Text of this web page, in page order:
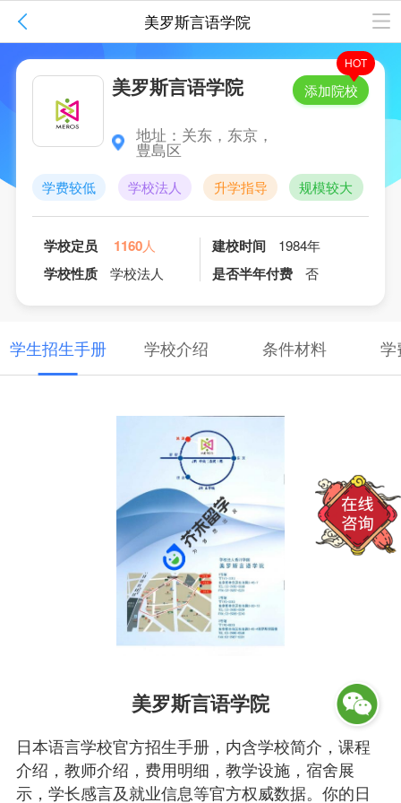
 美罗斯言语学院
美罗斯言语学院
地址：关东，东京，
豊島区
HOT
添加院校
学费较低 学校法人 升学指导 规模较大
学校定员 1160人
学校性质 学校法人
建校时间 1984年
是否半年付费 否
学生招生手册 学校介绍 条件材料 学
美罗斯言语学院
日本语言学校官方招生手册，内含学校简介，课程
介绍，教师介绍，费用明细，教学设施，宿舍展
示，学长感言及就业信息等官方权威数据。你的日
1/3